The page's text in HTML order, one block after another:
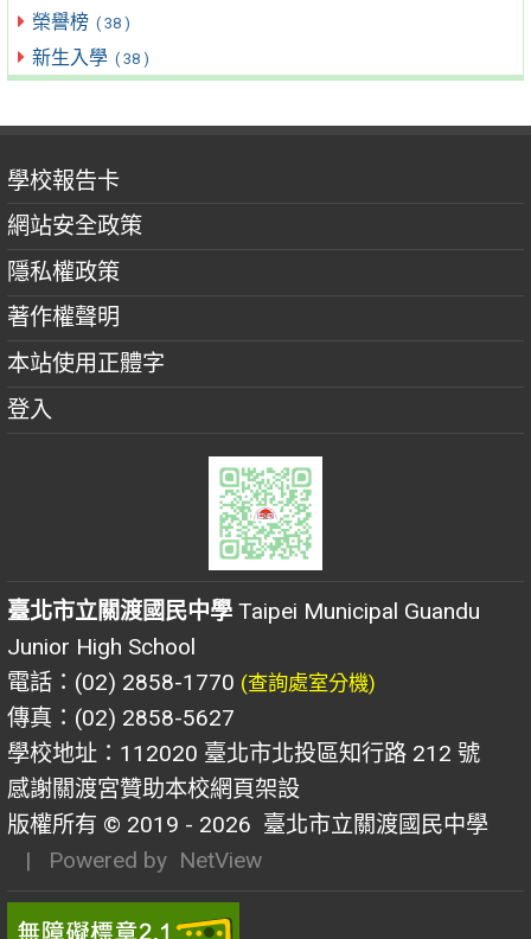
榮譽榜 ( 38 )
新生入學 ( 38 )
學校報告卡
網站安全政策
隱私權政策
著作權聲明
本站使用正體字
登入
臺北市立關渡國民中學 Taipei Municipal Guandu
Junior High School
電話：(02) 2858-1770 (查詢處室分機)
傳真：(02) 2858-5627
學校地址：112020 臺北市北投區知行路 212 號
感謝關渡宮贊助本校網頁架設
版權所有 © 2019 - 2026 臺北市立關渡國民中學
| Powered by NetView